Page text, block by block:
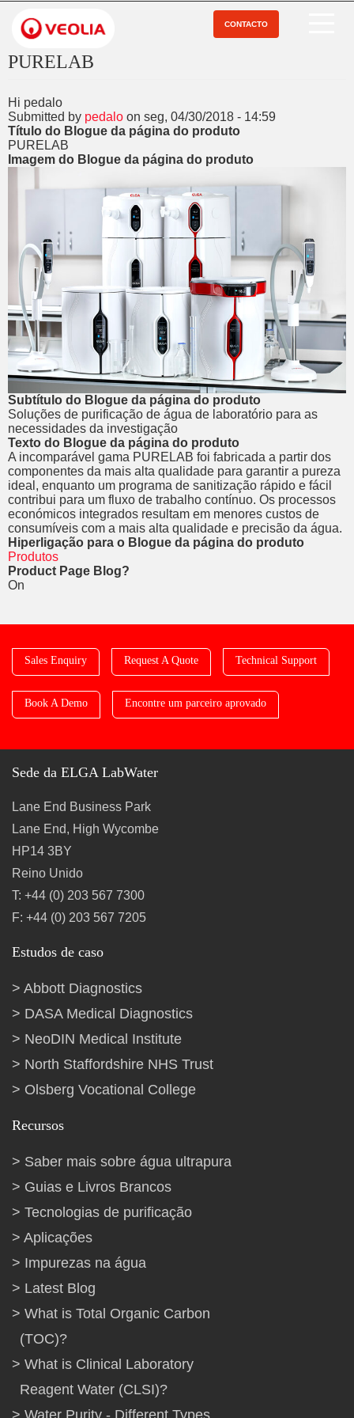
para
principal
CONTACTO
PURELAB
Hi pedalo
Submitted by pedalo on seg, 04/30/2018 - 14:59
Título do Blogue da página do produto
PURELAB
Imagem do Blogue da página do produto
Subtítulo do Blogue da página do produto
Soluções de purificação de água de laboratório para as
necessidades da investigação
Texto do Blogue da página do produto
A incomparável gama PURELAB foi fabricada a partir dos
componentes da mais alta qualidade para garantir a pureza
ideal, enquanto um programa de sanitização rápido e fácil
contribui para um fluxo de trabalho contínuo. Os processos
económicos integrados resultam em menores custos de
consumíveis com a mais alta qualidade e precisão da água.
Hiperligação para o Blogue da página do produto
Produtos
Product Page Blog?
On
Sales Enquiry Request A Quote Technical Support
Book A Demo Encontre um parceiro aprovado
Sede da ELGA LabWater
Lane End Business Park
Lane End, High Wycombe
HP14 3BY
Reino Unido
T: +44 (0) 203 567 7300
F: +44 (0) 203 567 7205
Estudos de caso
Abbott Diagnostics
DASA Medical Diagnostics
NeoDIN Medical Institute
North Staffordshire NHS Trust
Olsberg Vocational College
Recursos
Saber mais sobre água ultrapura
Guias e Livros Brancos
Tecnologias de purificação
Aplicações
Impurezas na água
Latest Blog
What is Total Organic Carbon
(TOC)?
What is Clinical Laboratory
Reagent Water (CLSI)?
Water Purity - Different Types